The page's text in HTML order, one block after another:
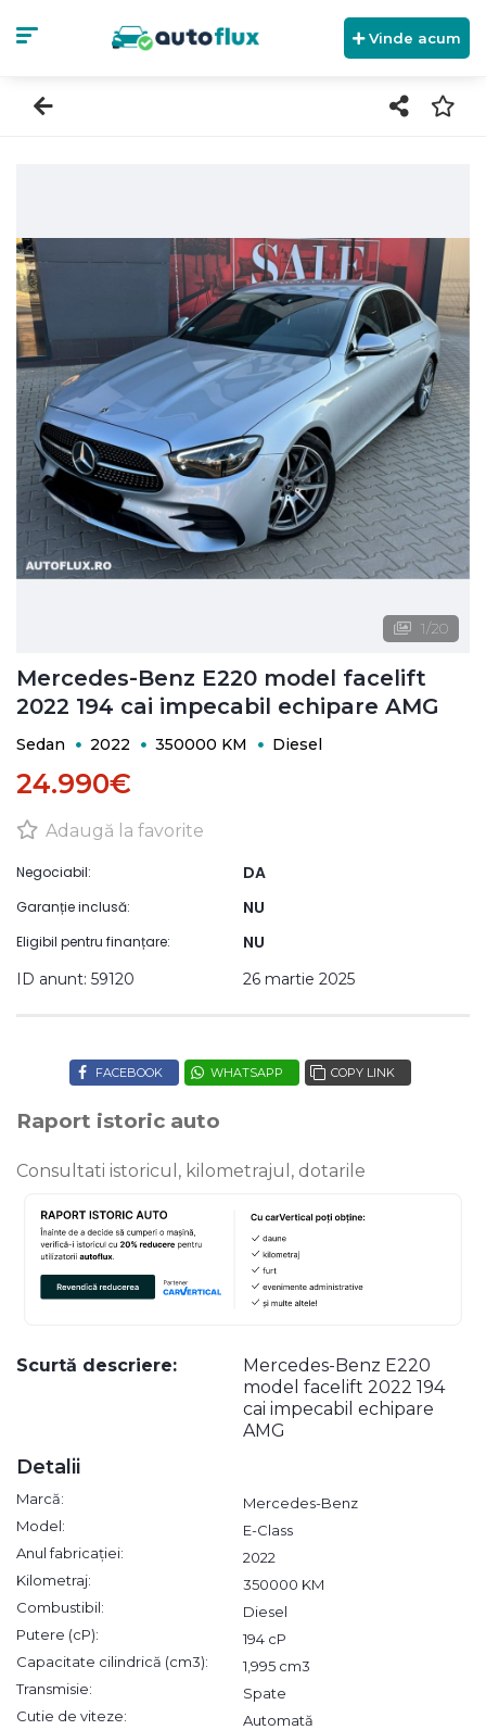
Vinde acum
1/20
Mercedes-Benz E220 model facelift
2022 194 cai impecabil echipare AMG
Sedan 2022 350000 KM Diesel
24.990€
Adaugă la favorite
Negociabil: DA
Garanție inclusă: NU
Eligibil pentru finanțare: NU
ID anunt: 59120 26 martie 2025
FACEBOOK WHATSAPP COPY LINK
Raport istoric auto
Consultati istoricul, kilometrajul, dotarile
Scurtă descriere:
Mercedes-Benz E220
model facelift 2022 194
cai impecabil echipare
AMG
Detalii
Marcă:
Mercedes-Benz
Model:
E-Class
Anul fabricației:
2022
Kilometraj:
350000 KM
Combustibil:
Diesel
Putere (cP):
194 cP
Capacitate cilindrică (cm3):
1,995 cm3
Transmisie:
Spate
Cutie de viteze:
Automată